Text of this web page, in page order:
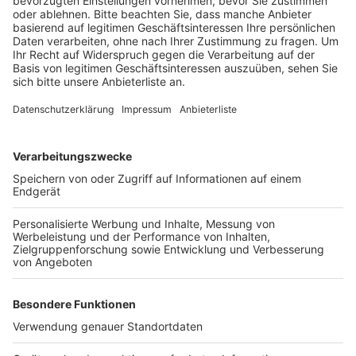
Veröffentlicht:Mittwoch, 10.11.2021 18:03
Anzeige
Ab 7 Uhr werden dafür am Donnerstag rund 50
Staus an der Baustellenausfahrt kommen, heißt es von
der Stadt.
Anzeige